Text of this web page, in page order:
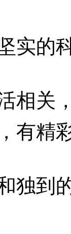
实的
相关
有精
独到